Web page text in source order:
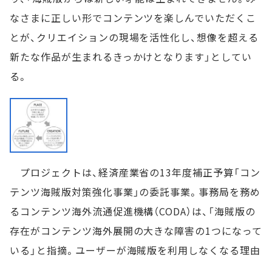
なさまに正しい形でコンテンツを楽しんでいただくこ
とが、クリエイションの現場を活性化し、想像を超える
新たな作品が生まれるきっかけとなります」としてい
る。
プロジェクトは、経済産業省の13年度補正予算「コン
テンツ海賊版対策強化事業」の委託事業。事務局を務め
るコンテンツ海外流通促進機構（CODA）は、「海賊版の
存在がコンテンツ海外展開の大きな障害の1つになって
いる」と指摘。ユーザーが海賊版を利用しなくなる理由